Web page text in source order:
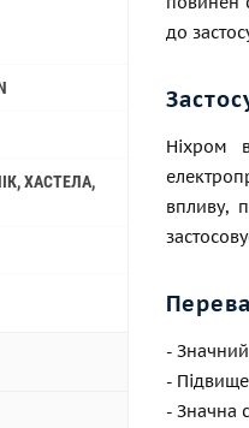
ХАСТЕЛА,
до
Ніхром
впливу,
- Значний
-
- Значна